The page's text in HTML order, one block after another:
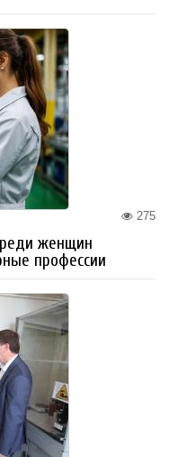
275
женщин
профессии